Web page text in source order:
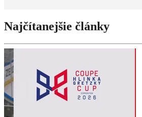
Najčítanejšie články